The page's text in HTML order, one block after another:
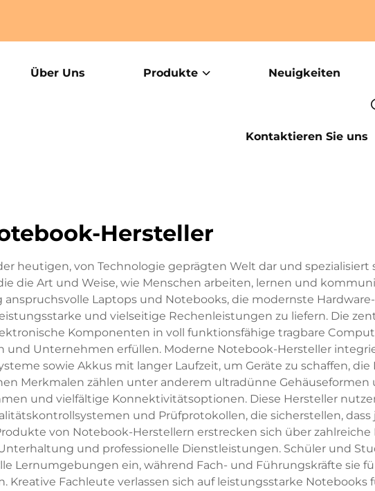
Über Uns Produkte Neuigkeiten
Kontaktieren Sie uns
Hersteller
heutigen, von Technologie geprägten Welt dar und spezialisiert
die Art und Weise, wie Menschen arbeiten, lernen und
Laptops und Notebooks, die modernste
und vielseitige Rechenleistungen zu liefern. Die
Komponenten in voll funktionsfähige tragbare
und Unternehmen erfüllen. Moderne Notebook-Hersteller
sowie Akkus mit langer Laufzeit, um Geräte zu schaffen,
Merkmalen zählen unter anderem ultradünne
und vielfältige Konnektivitätsoptionen. Diese Hersteller
und Prüfprotokollen, die sicherstellen, dass
von Notebook-Herstellern erstrecken sich über zahlreiche
und professionelle Dienstleistungen. Schüler und
Lernumgebungen ein, während Fach- und Führungskräfte sie
Fachleute verlassen sich auf leistungsstarke Notebooks